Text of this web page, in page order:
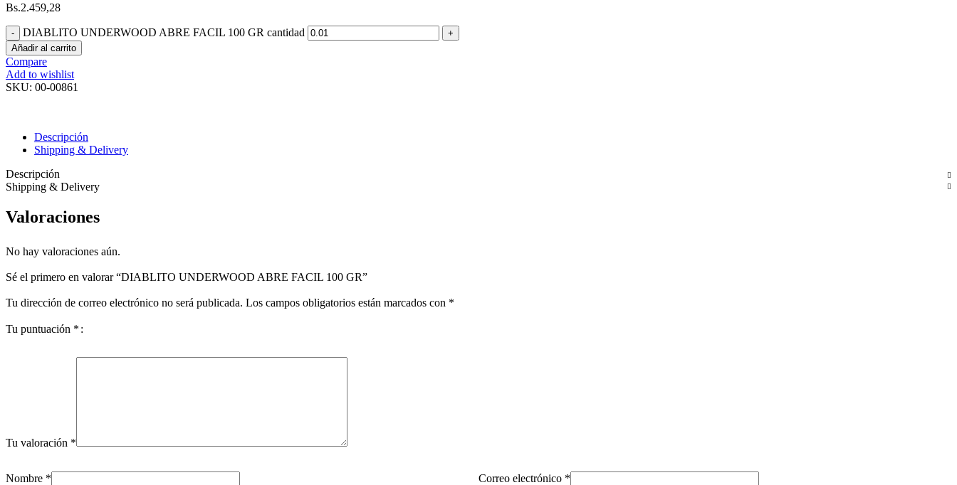
Bs.2.459,28
DIABLITO UNDERWOOD ABRE FACIL 100 GR cantidad
Añadir al carrito
Compare
Add to wishlist
SKU: 00-00861
Descripción
Shipping & Delivery
Descripción
Shipping & Delivery
Valoraciones
No hay valoraciones aún.
Sé el primero en valorar “DIABLITO UNDERWOOD ABRE FACIL 100 GR”
Tu dirección de correo electrónico no será publicada. Los campos obligatorios están marcados con *
Tu puntuación *
Tu valoración *
Nombre * Correo electrónico *